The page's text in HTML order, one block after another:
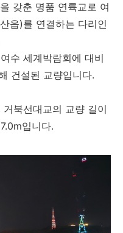
갖춘 명품 연륙교로 여
읍)를 연결하는 다리인
수 세계박람회에 대비
건설된 교량입니다.
북선대교의 교량 길이
입니다.